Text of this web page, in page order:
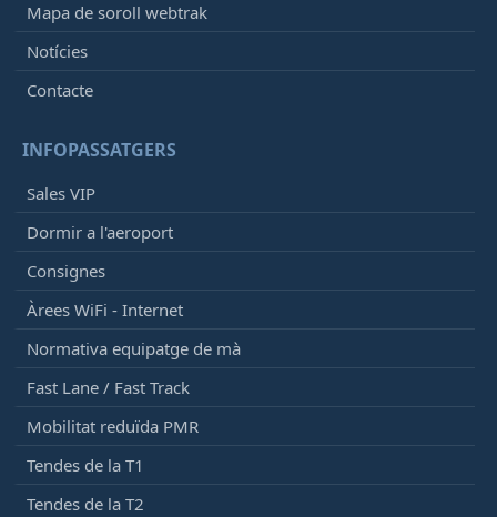
Mapa de soroll webtrak
Notícies
Contacte
INFOPASSATGERS
Sales VIP
Dormir a l'aeroport
Consignes
Àrees WiFi - Internet
Normativa equipatge de mà
Fast Lane / Fast Track
Mobilitat reduïda PMR
Tendes de la T1
Tendes de la T2